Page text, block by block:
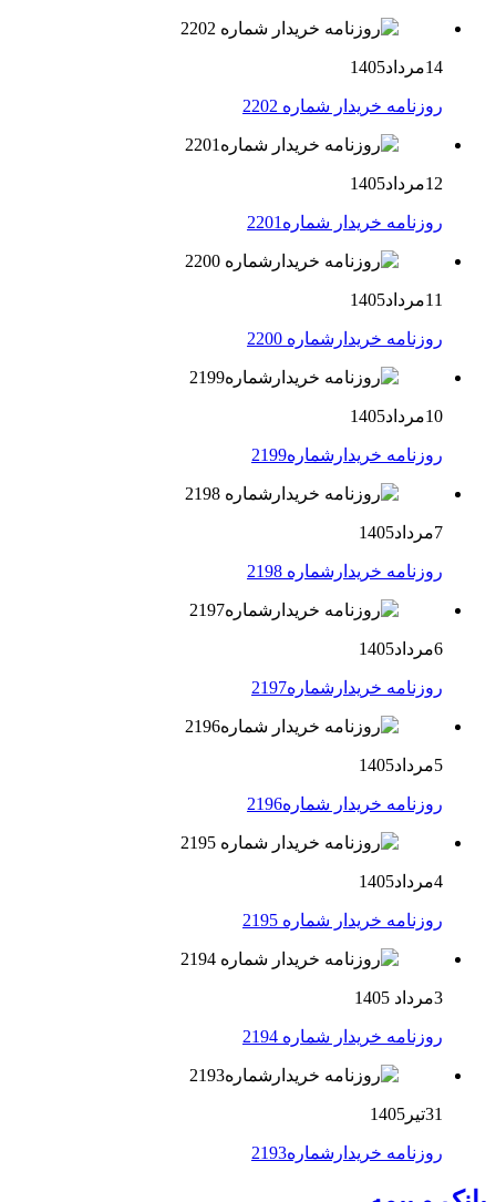
14مرداد1405
روزنامه خریدار شماره 2202
12مرداد1405
روزنامه خریدار شماره2201
11مرداد1405
روزنامه خریدارشماره 2200
10مرداد1405
روزنامه خریدارشماره2199
7مرداد1405
روزنامه خریدارشماره 2198
6مرداد1405
روزنامه خریدارشماره2197
5مرداد1405
روزنامه خریدار شماره2196
4مرداد1405
روزنامه خریدار شماره 2195
3مرداد 1405
روزنامه خریدار شماره 2194
31تیر1405
روزنامه خریدارشماره2193